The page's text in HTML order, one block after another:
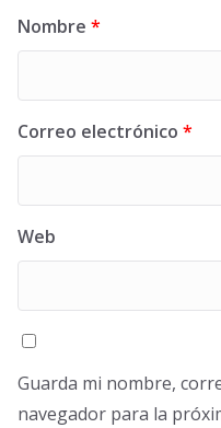
Nombre *
Correo electrónico *
Web
Guarda mi nombre,
navegador para la